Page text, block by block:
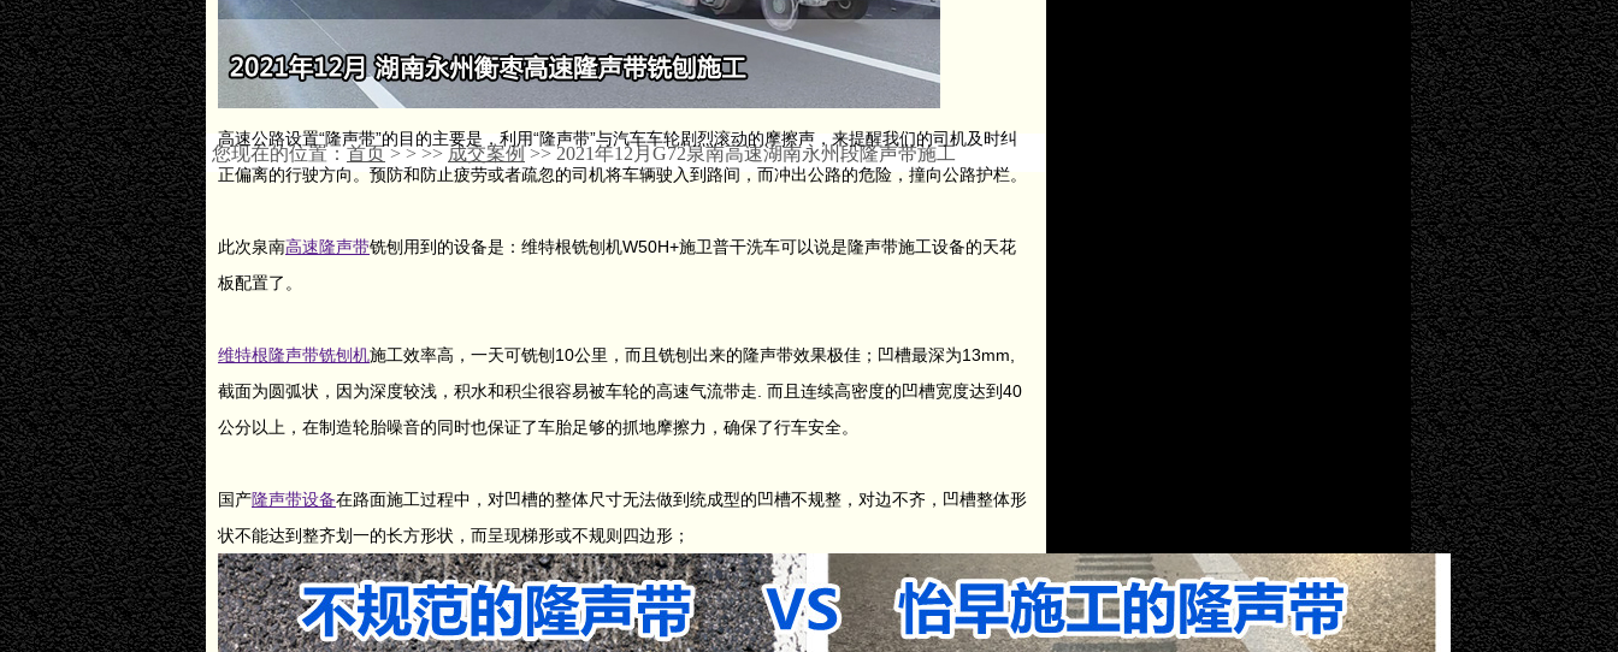
高速公路设置“隆声带”的目的主要是，利用“隆声带”与汽车车轮剧烈滚动的摩擦声，来提醒我们的司机及时纠
正偏离的行驶方向。预防和防止疲劳或者疏忽的司机将车辆驶入到路间，而冲出公路的危险，撞向公路护栏。
此次泉南高速隆声带铣刨用到的设备是：维特根铣刨机W50H+施卫普干洗车可以说是隆声带施工设备的天花
板配置了。
维特根隆声带铣刨机施工效率高，一天可铣刨10公里，而且铣刨出来的隆声带效果极佳；凹槽最深为13mm,
截面为圆弧状，因为深度较浅，积水和积尘很容易被车轮的高速气流带走. 而且连续高密度的凹槽宽度达到40
公分以上，在制造轮胎噪音的同时也保证了车胎足够的抓地摩擦力，确保了行车安全。
国产隆声带设备在路面施工过程中，对凹槽的整体尺寸无法做到统成型的凹槽不规整，对边不齐，凹槽整体形
状不能达到整齐划一的长方形状，而呈现梯形或不规则四边形；
您现在的位置：首页> >>> 成交案例>> 2021年12月G72泉南高速湖南永州段隆声带施工